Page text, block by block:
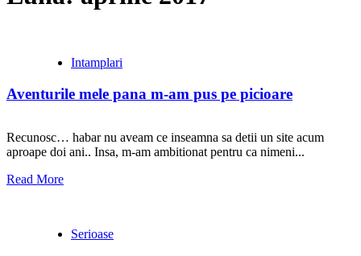
Intamplari
Aventurile mele pana m-am pus pe picioare
Recunosc… habar nu aveam ce inseamna sa detii un site acum
aproape doi ani.. Insa, m-am ambitionat pentru ca nimeni...
Read More
Serioase